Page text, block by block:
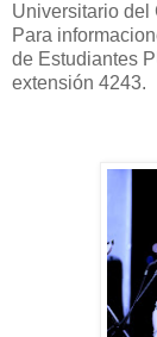
Universitario del
Para
de Estudiantes
extensión 4243.